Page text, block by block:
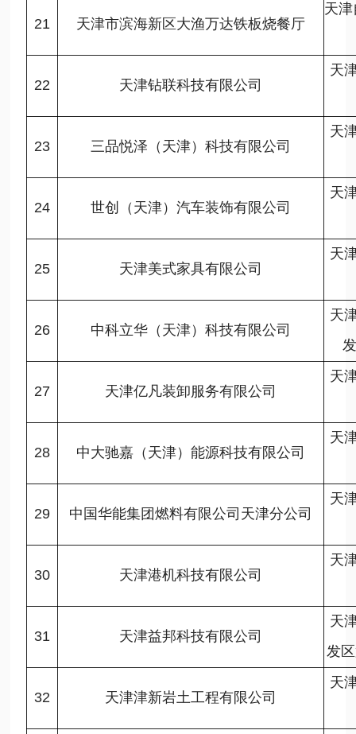
21 天津市滨海新区大渔万达铁板烧餐厅
天
22 天津钻联科技有限公司
天
23 三品悦泽（天津）科技有限公司
天
24 世创（天津）汽车装饰有限公司
天
25 天津美式家具有限公司
天
26 中科立华（天津）科技有限公司
天
27 天津亿凡装卸服务有限公司
天
28 中大驰嘉（天津）能源科技有限公司
天
29 中国华能集团燃料有限公司天津分公司
天
30 天津港机科技有限公司
天
31 天津益邦科技有限公司
天
发
32 天津津新岩土工程有限公司
天